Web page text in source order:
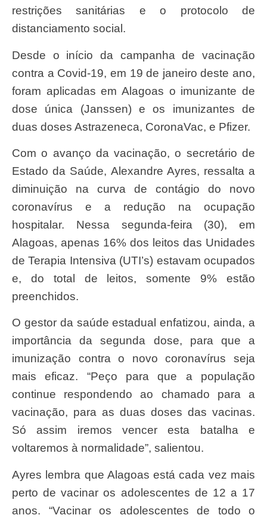
restrições sanitárias e o protocolo de
distanciamento social.
Desde o início da campanha de vacinação
contra a Covid-19, em 19 de janeiro deste ano,
foram aplicadas em Alagoas o imunizante de
dose única (Janssen) e os imunizantes de
duas doses Astrazeneca, CoronaVac, e Pfizer.
Com o avanço da vacinação, o secretário de
Estado da Saúde, Alexandre Ayres, ressalta a
diminuição na curva de contágio do novo
coronavírus e a redução na ocupação
hospitalar. Nessa segunda-feira (30), em
Alagoas, apenas 16% dos leitos das Unidades
de Terapia Intensiva (UTI’s) estavam ocupados
e, do total de leitos, somente 9% estão
preenchidos.
O gestor da saúde estadual enfatizou, ainda, a
importância da segunda dose, para que a
imunização contra o novo coronavírus seja
mais eficaz. “Peço para que a população
continue respondendo ao chamado para a
vacinação, para as duas doses das vacinas.
Só assim iremos vencer esta batalha e
voltaremos à normalidade”, salientou.
Ayres lembra que Alagoas está cada vez mais
perto de vacinar os adolescentes de 12 a 17
anos. “Vacinar os adolescentes de todo o